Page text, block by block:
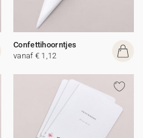
Confettihoorntjes
vanaf € 1,12